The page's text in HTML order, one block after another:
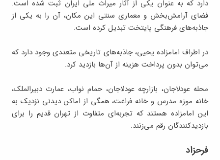
دارد که به‌ عنوان یکی از آثار میراث ملی ایران ثبت شده است.
فضای آرامش‌بخش و معماری سنتی این مکان، آن را به یکی از
جاذبه‌های فرهنگی پایتخت تبدیل کرده است.
در اطراف امامزاده یحیی، جاذبه‌های تاریخی متعددی وجود دارد که
می‌توان بدون پرداخت هزینه از آن‌ها بازدید کرد.
محله عودلاجان، بازارچه عودلاجان، حمام نواب، عمارت دبیرالملک،
خانه موزه مدرس و خانه فراغت، همگی از اماکن دیدنی نزدیک به
این امامزاده هستند که تجربه‌ای متفاوت از تهران قدیم را برای
بازدیدکنندگان رقم می‌زنند.
فرحزاد